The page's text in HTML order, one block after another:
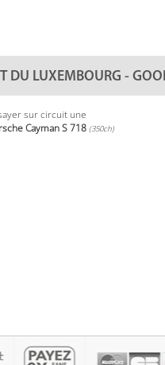
DU LUXEMBOURG -
sur circuit une
Cayman S 718 (350ch)